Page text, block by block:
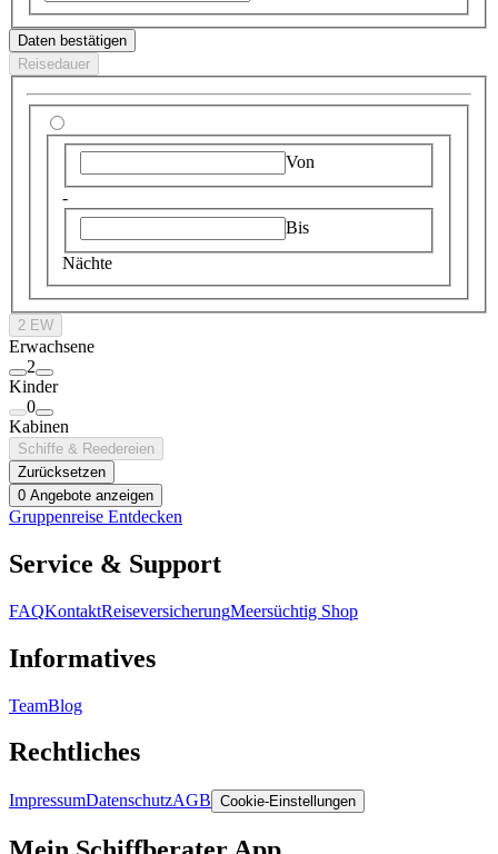
Daten bestätigen
Reisedauer
Von
-
Bis
Nächte
2 EW
Erwachsene
2
Kinder
0
Kabinen
Schiffe & Reedereien
Zurücksetzen
0 Angebote anzeigen
Gruppenreise Entdecken
Service & Support
FAQKontaktReiseversicherungMeersüchtig Shop
Informatives
TeamBlog
Rechtliches
ImpressumDatenschutzAGB Cookie-Einstellungen